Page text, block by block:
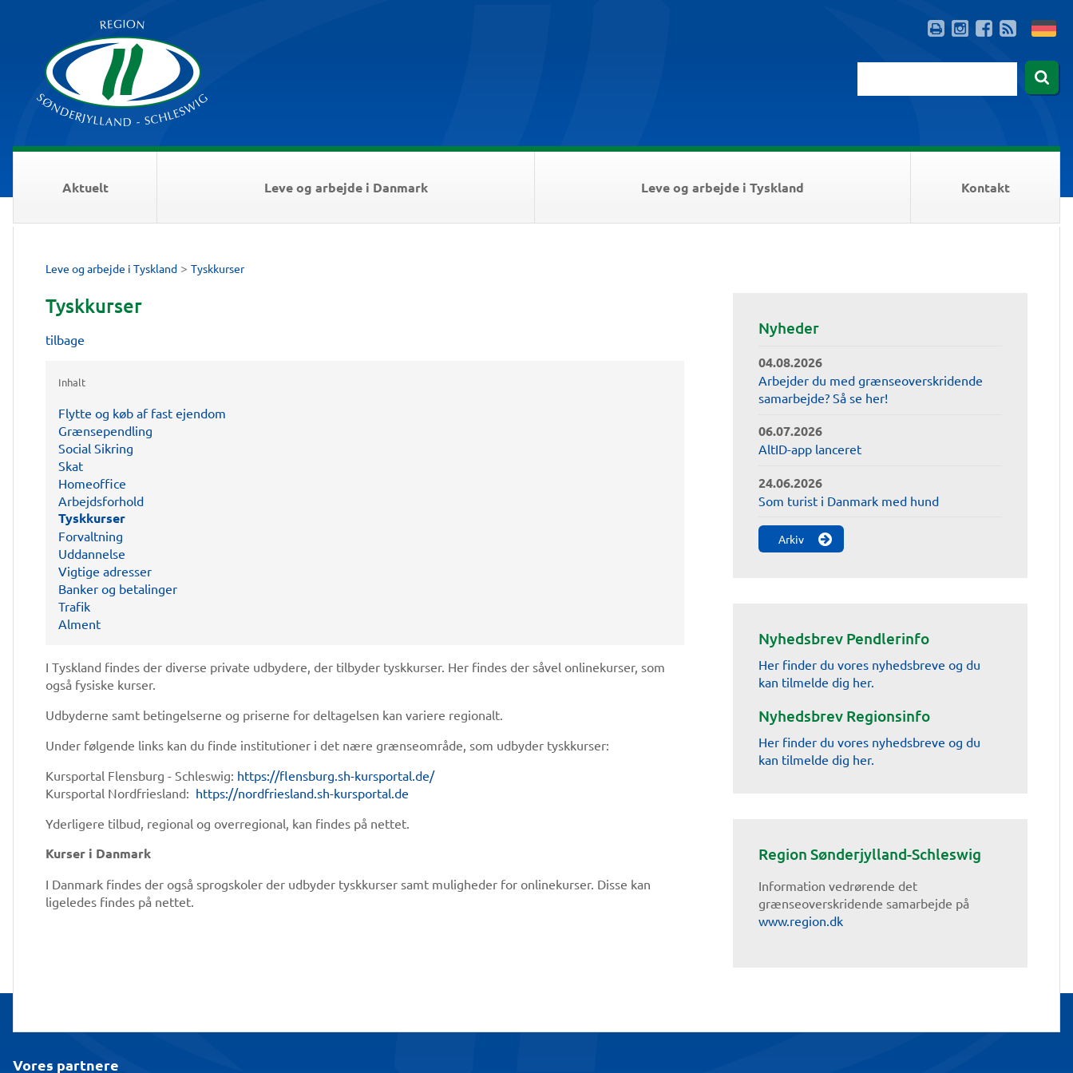
Aktuelt Leve og arbejde i Danmark Leve og arbejde i Tyskland Kontakt
Leve og arbejde i Tyskland > Tyskkurser
Tyskkurser
tilbage
Inhalt
Flytte og køb af fast ejendom
Grænsependling
Social Sikring
Skat
Homeoffice
Arbejdsforhold
Tyskkurser
Forvaltning
Uddannelse
Vigtige adresser
Banker og betalinger
Trafik
Alment
I Tyskland findes der diverse private udbydere, der tilbyder tyskkurser. Her findes der såvel onlinekurser, som
også fysiske kurser.
Udbyderne samt betingelserne og priserne for deltagelsen kan variere regionalt.
Under følgende links kan du finde institutioner i det nære grænseområde, som udbyder tyskkurser:
Kursportal Flensburg - Schleswig: https://flensburg.sh-kursportal.de/
Kursportal Nordfriesland: https://nordfriesland.sh-kursportal.de
Yderligere tilbud, regional og overregional, kan findes på nettet.
Kurser i Danmark
I Danmark findes der også sprogskoler der udbyder tyskkurser samt muligheder for onlinekurser. Disse kan
ligeledes findes på nettet.
Nyheder
04.08.2026
Arbejder du med grænseoverskridende
samarbejde? Så se her!
06.07.2026
AltID-app lanceret
24.06.2026
Som turist i Danmark med hund
Arkiv
Nyhedsbrev Pendlerinfo
Her finder du vores nyhedsbreve og du
kan tilmelde dig her.
Nyhedsbrev Regionsinfo
Her finder du vores nyhedsbreve og du
kan tilmelde dig her.
Region Sønderjylland-Schleswig
Information vedrørende det
grænseoverskridende samarbejde på
www.region.dk
Vores partnere